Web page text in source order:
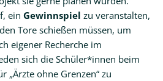
ein Gewinnspiel zu veranstalten,
Tore schießen müssen, um
eigener Recherche im
sich die Schüler*innen beim
„Ärzte ohne Grenzen“ zu